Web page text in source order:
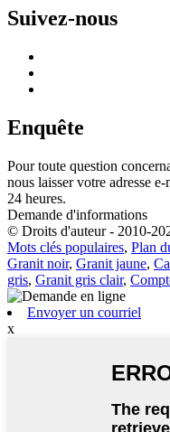
Suivez-nous
Enquête
Pour toute question
nous laisser votre adresse
24 heures.
Demande d'informations
© Droits d'auteur - 2010-
Mots clés populaires, Plan
Granit noir, Granit jaune,
gris, Granit gris clair,
Envoyer un courriel
x